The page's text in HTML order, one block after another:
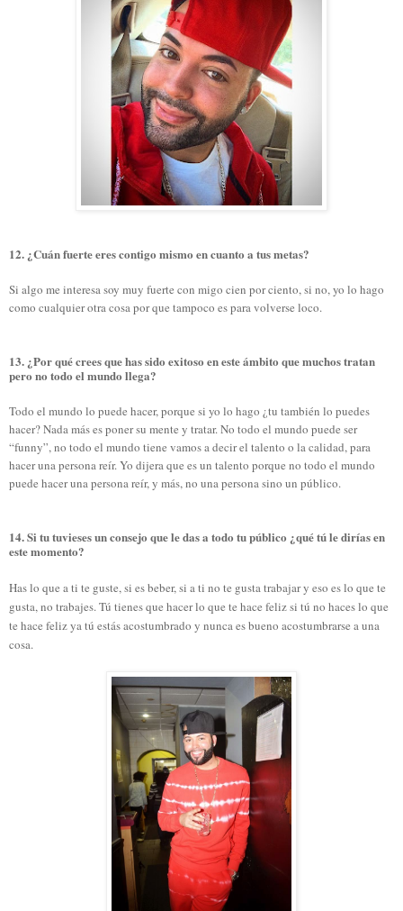
12. ¿Cuán fuerte eres contigo mismo en cuanto a tus metas?
Si algo me interesa soy muy fuerte con migo cien por ciento, si no, yo lo hago
como cualquier otra cosa por que tampoco es para volverse loco.
13. ¿Por qué crees que has sido exitoso en este ámbito que muchos tratan
pero no todo el mundo llega?
Todo el mundo lo puede hacer, porque si yo lo hago ¿tu también lo puedes
hacer? Nada más es poner su mente y tratar. No todo el mundo puede ser
“funny”, no todo el mundo tiene vamos a decir el talento o la calidad, para
hacer una persona reír. Yo dijera que es un talento porque no todo el mundo
puede hacer una persona reír, y más, no una persona sino un público.
14. Si tu tuvieses un consejo que le das a todo tu público ¿qué tú le dirías en
este momento?
Has lo que a ti te guste, si es beber, si a ti no te gusta trabajar y eso es lo que te
gusta, no trabajes. Tú tienes que hacer lo que te hace feliz si tú no haces lo que
te hace feliz ya tú estás acostumbrado y nunca es bueno acostumbrarse a una
cosa.